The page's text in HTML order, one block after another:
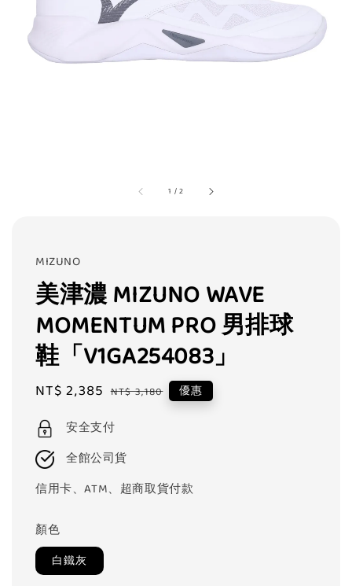
1 /2
MIZUNO
美津濃 MIZUNO WAVE
MOMENTUM PRO 男排球
鞋「V1GA254083」
Sale
NT$ 2,385 Regular
NT$ 3,180 優惠
安全支付
全館公司貨
信用卡、ATM、超商取貨付款
顏色
白鐵灰